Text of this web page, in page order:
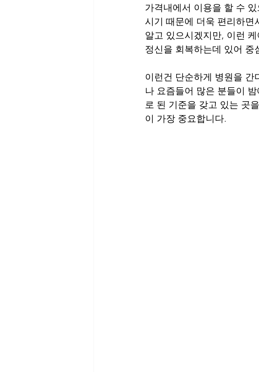
가격내에서 이용을 할 수
시기 때문에 더욱 편리하면
알고 있으시겠지만, 이런
정신을 회복하는데 있어 중
이런건 단순하게 병원을 간
나 요즘들어 많은 분들이
로 된 기준을 갖고 있는 곳
이 가장 중요합니다.